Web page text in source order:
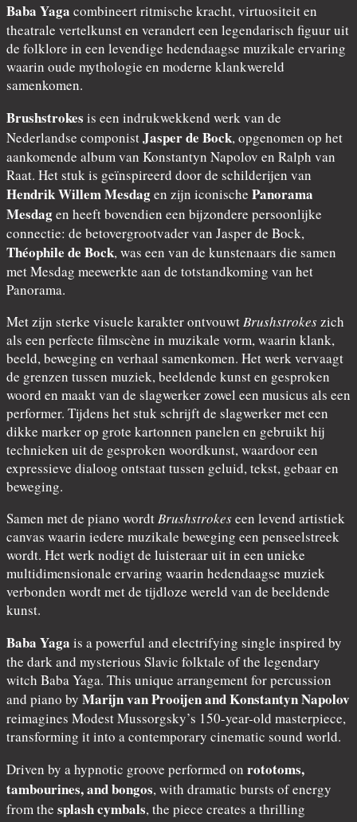
Baba Yaga combineert ritmische kracht, virtuositeit en
theatrale vertelkunst en verandert een legendarisch figuur uit
de folklore in een levendige hedendaagse muzikale ervaring
waarin oude mythologie en moderne klankwereld
samenkomen.
Brushstrokes is een indrukwekkend werk van de
Nederlandse componistJasper de Bock, opgenomen op het
aankomende album van Konstantyn Napolov en Ralph van
Raat. Het stuk is geïnspireerd door de schilderijen van
Hendrik Willem Mesdagen zijn iconische Panorama
Mesdagen heeft bovendien een bijzondere persoonlijke
connectie: de betovergrootvader van Jasper de Bock,
Théophile de Bock, was een van de kunstenaars die samen
met Mesdag meewerkte aan de totstandkoming van het
Panorama.
Met zijn sterke visuele karakter ontvouwtBrushstrokeszich
als een perfecte filmscène in muzikale vorm, waarin klank,
beeld, beweging en verhaal samenkomen. Het werk vervaagt
de grenzen tussen muziek, beeldende kunst en gesproken
woord en maakt van de slagwerker zowel een musicus als een
performer. Tijdens het stuk schrijft de slagwerker met een
dikke marker op grote kartonnen panelen en gebruikt hij
technieken uit de gesproken woordkunst, waardoor een
expressieve dialoog ontstaat tussen geluid, tekst, gebaar en
beweging.
Samen met de piano wordtBrushstrokeseen levend artistiek
canvas waarin iedere muzikale beweging een penseelstreek
wordt. Het werk nodigt de luisteraar uit in een unieke
multidimensionale ervaring waarin hedendaagse muziek
verbonden wordt met de tijdloze wereld van de beeldende
kunst.
Baba Yaga is a powerful and electrifying single inspired by
the dark and mysterious Slavic folktale of the legendary
witch Baba Yaga. This unique arrangement for percussion
and piano by Marijn van Prooijen and Konstantyn Napolov
reimagines Modest Mussorgsky’s 150-year-old masterpiece,
transforming it into a contemporary cinematic sound world.
Driven by a hypnotic groove performed on rototoms,
tambourines, and bongos, with dramatic bursts of energy
from the splash cymbals, the piece creates a thrilling